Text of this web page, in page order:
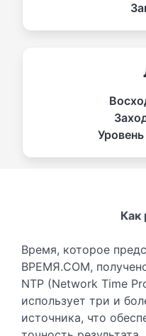
Как
Время, которое
ВРЕМЯ.COM,
NTP (Network Time
использует три и
источника, что